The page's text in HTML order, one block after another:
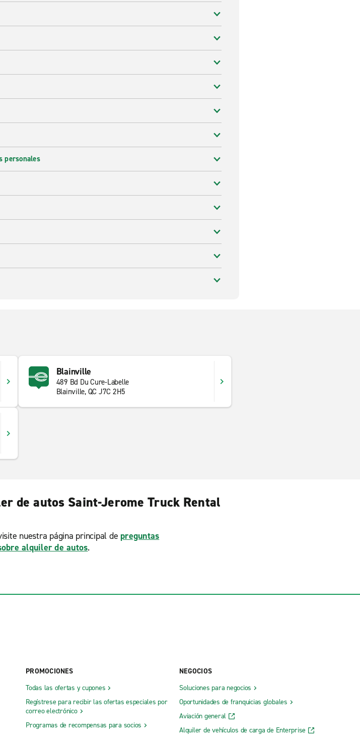
personales
Blainville
489 Bd Du Cure-Labelle
Blainville, QC J7C 2H5
de autos Saint-Jerome Truck Rental
nuestra página principal de preguntas
alquiler de autos.
PROMOCIONES
Todas las ofertas y cupones
Regístrese para recibir las ofertas especiales por
correo electrónico
Programas de recompensas para socios
NEGOCIOS
Soluciones para negocios
Oportunidades de franquicias globales
Aviación general
Alquiler de vehículos de carga de Enterprise